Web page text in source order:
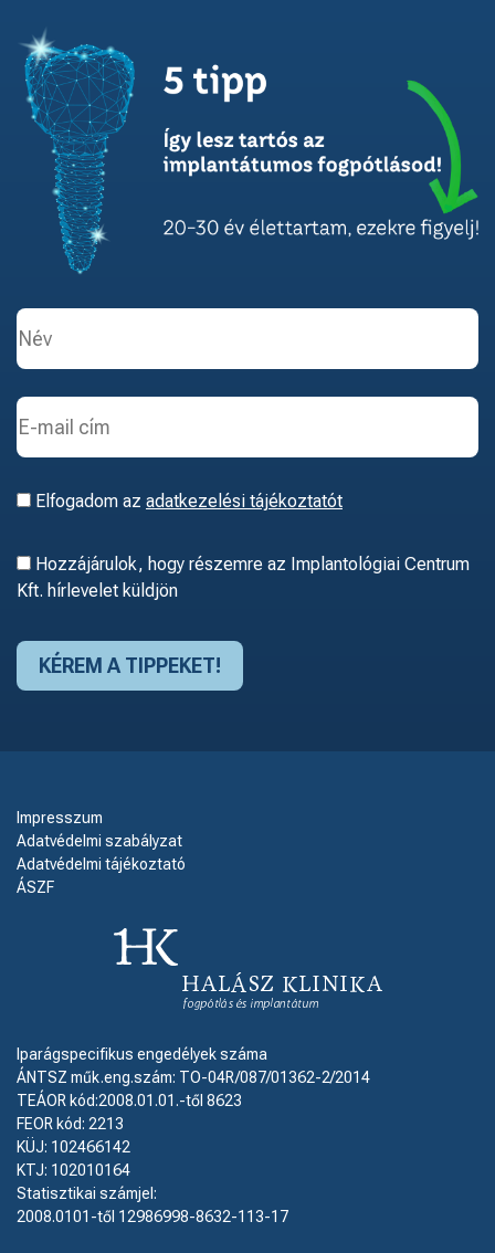
Elfogadom az adatkezelési tájékoztatót
Hozzájárulok, hogy részemre az Implantológiai Centrum
Kft. hírlevelet küldjön
Impresszum
Adatvédelmi szabályzat
Adatvédelmi tájékoztató
ÁSZF
Iparágspecifikus engedélyek száma
ÁNTSZ műk.eng.szám: TO-04R/087/01362-2/2014
TEÁOR kód:2008.01.01.-től 8623
FEOR kód: 2213
KÜJ: 102466142
KTJ: 102010164
Statisztikai számjel:
2008.0101-től 12986998-8632-113-17